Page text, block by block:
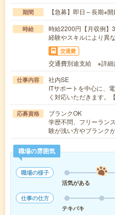
期間 【急募】即日～長期※
時給
時給2200円【月収例】
経験やスキルにより異
交通費
交通費別途支給 ※詳細
仕事内容
社内SE
ITサポートを中心に、
く対応いただきます。
応募資格
ブランクOK
学歴不問、フリーラン
験が浅い方やブランク
職場の雰囲気
職場の様子
活気がある
仕事の仕方
テキパキ